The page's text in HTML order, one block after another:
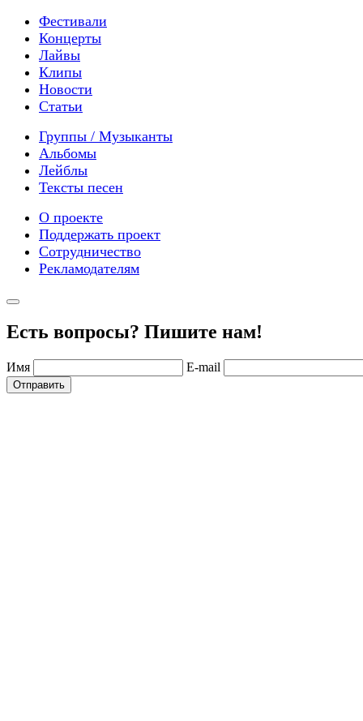
Фестивали
Концерты
Лайвы
Клипы
Новости
Статьи
Группы / Музыканты
Альбомы
Лейблы
Тексты песен
О проекте
Поддержать проект
Сотрудничество
Рекламодателям
Есть вопросы? Пишите нам!
Имя E-mail